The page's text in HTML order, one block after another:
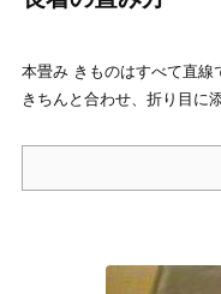
本畳み きものはすべて直線
きちんと合わせ、折り目に